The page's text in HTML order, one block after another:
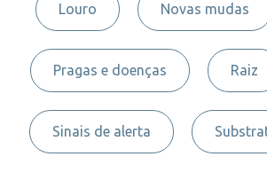
Louro Novas mudas
Pragas e doenças Raiz
Sinais de alerta